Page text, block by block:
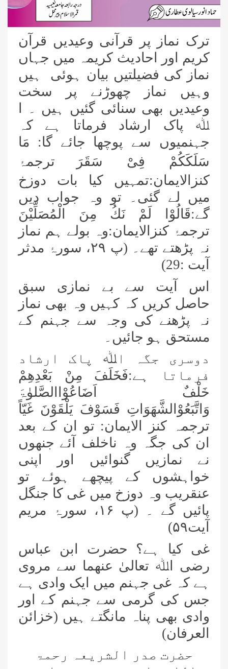
ترک نماز پر قرآنی وعیدیں قرآن
کریم اور احادیث کریمہ میں جہاں
نماز کی فضیلتیں بیان ہوئی ہیں
وہیں نماز چھوڑنے پر سخت
وعیدیں بھی سنائی گئیں ہیں ۔ ا
ﷲ پاک ارشاد فرماتا ہے کہ
جہنمیوں سے پوچھا جائے گا: مَا
سَلَكَكُمْ فِیْ سَقَرَ
ترجمۂ
کنزالایمان:تمہیں کیا بات دوزخ
میں لے گئی۔ تو وہ جواب دیں
گے:قَالُوْا لَمْ نَكُ مِنَ الْمُصَلِّیْنَ
ترجمۂ کنزالایمان:وہ بولے ہم نماز
نہ پڑھتے تھے۔ (پ ۲۹، سورۂ مدثر
آیت :29)
اس آیت سے بے نمازی سبق
حاصل کریں کہ کہیں وہ بھی نماز
نہ پڑھنے کی وجہ سے جہنم کے
مستحق ہو جائیں۔
دوسری جگہ اﷲ پاک ارشاد
فرماتا ہے:فَخَلَفَ مِنْ بَعْدِھِمْ
خَلْفٌ اَضَاعُوْاالصَّلوٰۃَ
وَاتَّبَعُوْالشَّھَوَاتِ فَسَوْفَ یَلْقَوْنَ غَیّاً
ترجمہ کنز الایمان: تو ان کے بعد
ان کی جگہ وہ ناخلف آئے جنھوں
نے نمازیں گنوائیں اور اپنی
خواہشوں کے پیچھے ہوئے تو
عنقریب وہ دوزخ میں غی کا جنگل
پائیں گے ۔ (پ ۱۶ ، سورۂ مریم
آیت۵۹)
غی کیا ہے؟ حضرت ابن عباس
رضی اﷲ تعالیٰ عنھما سے مروی
ہے کہ غی جہنم میں ایک وادی ہے
جس کی گرمی سے جہنم کے اور
وادی بھی پناہ مانگتے ہیں (خزائن
العرفان)
حضرت صدر الشریعہ رحمۃ